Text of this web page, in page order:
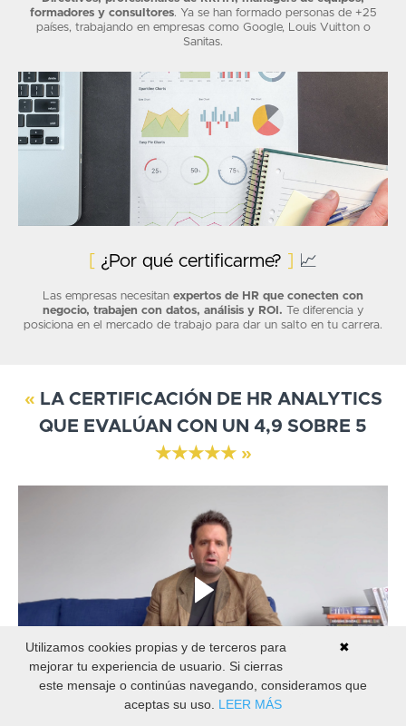
formadores y consultores. Ya se han formado personas de +25
países, trabajando en empresas como Google, Louis Vuitton o
Sanitas.
¿Por qué certificarme? 📈
Las empresas necesitan expertos de HR que conecten con
negocio, trabajen con datos, análisis y ROI.
Te diferencia y
posiciona en el mercado de trabajo para dar un salto en tu carrera.
« LA CERTIFICACIÓN DE HR ANALYTICS
QUE EVALÚAN CON UN 4,9 SOBRE 5
★★★★★ »
✖
Utilizamos cookies propias y de terceros para
mejorar tu experiencia de usuario. Si cierras
este mensaje o continúas navegando, consideramos que
aceptas su uso. LEER MÁS